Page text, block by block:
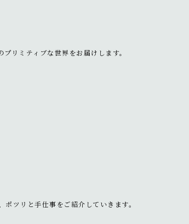
ミティブな世界をお届けします。
ツリと手仕事をご紹介していきます。